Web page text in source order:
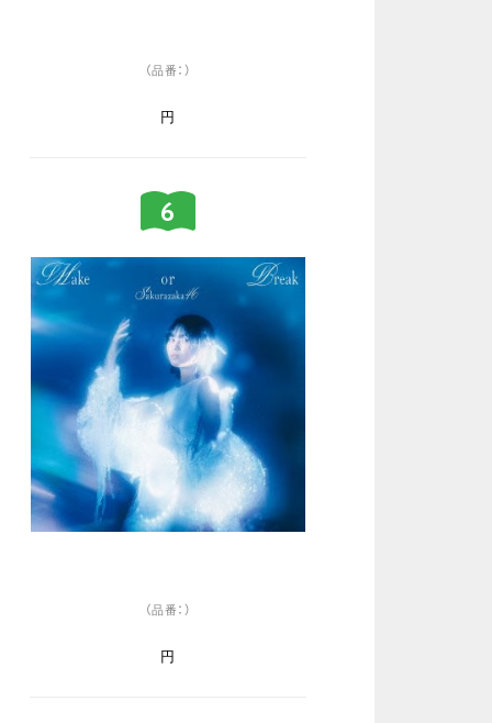
（品番：）
円
（品番：）
円